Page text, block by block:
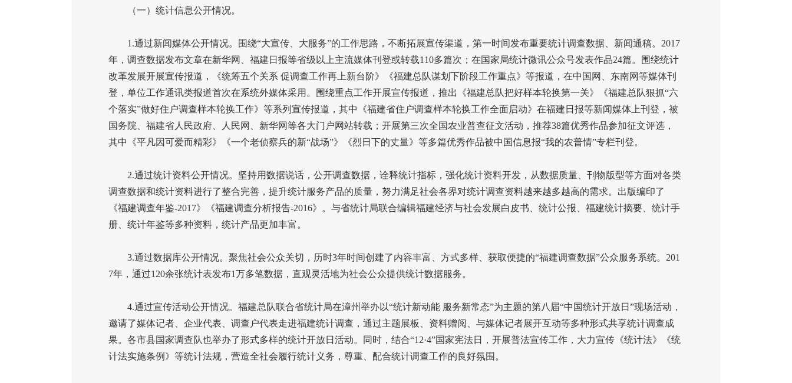
（一）统计信息公开情况。
1.通过新闻媒体公开情况。围绕“大宣传、大服务”的工作思路，不断拓展宣传渠道，第一时间发布重要统计调查数据、新闻通稿。 2017
年，调查数据发布文章在新华网、福建日报等省级以上主流媒体刊登或转载110多篇次；在国家局统计微讯公众号发表作品24篇。围绕统计
改革发展开展宣传报道，《统筹五个关系 促调查工作再上新台阶》《福建总队谋划下阶段工作重点》等报道，在中国网、东南网等媒体刊
登，单位工作通讯类报道首次在系统外媒体采用。围绕重点工作开展宣传报道，推出《福建总队把好样本轮换第一关》《福建总队狠抓“六
个落实”做好住户调查样本轮换工作》等系列宣传报道，其中《福建省住户调查样本轮换工作全面启动》在福建日报等新闻媒体上刊登，被
国务院、福建省人民政府、人民网、新华网等各大门户网站转载；开展第三次全国农业普查征文活动，推荐38篇优秀作品参加征文评选，
其中《平凡因可爱而精彩》《一个老侦察兵的新“战场”》《烈日下的丈量》等多篇优秀作品被中国信息报“我的农普情”专栏刊登。
2.通过统计资料公开情况。坚持用数据说话，公开调查数据，诠释统计指标，强化统计资料开发，从数据质量、刊物版型等方面对各类
调查数据和统计资料进行了整合完善，提升统计服务产品的质量，努力满足社会各界对统计调查资料越来越多越高的需求。出版编印了
《福建调查年鉴-2017》《福建调查分析报告-2016》。与省统计局联合编辑福建经济与社会发展白皮书、统计公报、福建统计摘要、统计手
册、统计年鉴等多种资料，统计产品更加丰富。
3.通过数据库公开情况。聚焦社会公众关切，历时3年时间创建了内容丰富、方式多样、获取便捷的“福建调查数据”公众服务系统。 201
7年，通过120余张统计表发布1万多笔数据，直观灵活地为社会公众提供统计数据服务。
4.通过宣传活动公开情况。福建总队联合省统计局在漳州举办以“统计新动能 服务新常态”为主题的第八届“中国统计开放日”现场活动，
邀请了媒体记者、企业代表、调查户代表走进福建统计调查，通过主题展板、资料赠阅、与媒体记者展开互动等多种形式共享统计调查成
果。各市县国家调查队也举办了形式多样的统计开放日活动。同时，结合“12·4”国家宪法日，开展普法宣传工作，大力宣传《统计法》《统
计法实施条例》等统计法规，营造全社会履行统计义务，尊重、配合统计调查工作的良好氛围。